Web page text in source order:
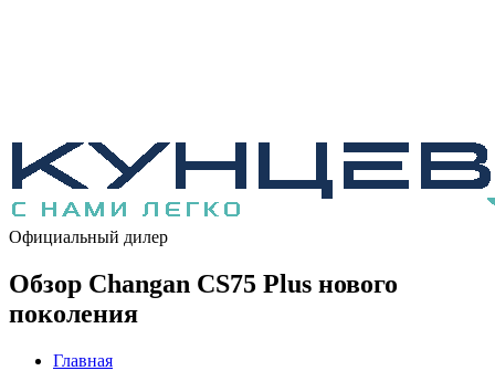
Официальный дилер
Обзор Changan CS75 Plus нового
поколения
Главная